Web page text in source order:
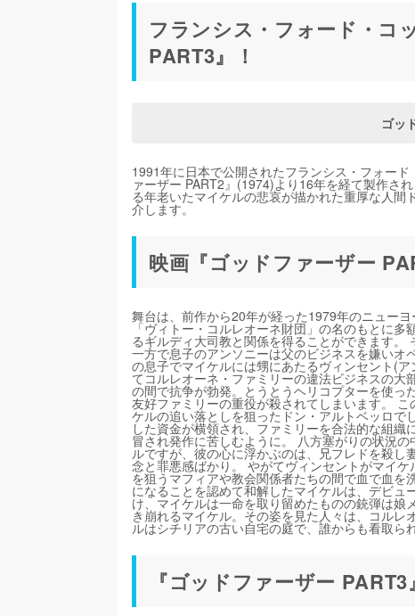
フランシス・フォード・コ
PART3』！
ゴッ
1991年に日本で公開されたフランシス・フォー
ァーザー PART2』(1974)より16年を経て製作さ
る年老いたマイケルの悲哀が描かれた重厚な人
介します。
映画『ゴッドファーザー
舞台は、前作から20年が経った1979年のニュー
「ヴィトー・コルレオーネ財団」の名のもとに
るギルディ大司教と関係を得ることができます。
一方で息子のアンソニーは父のビジネスを嫌い
の息子でマイケルには甥にあたるヴィンセント(
てコルレオーネ・ファミリーの違法ビジネスの大
の間で抗争が勃発。とうとうヘリコプターを使
友好ファミリーの重役が殺されてしまいます。
ケルの追い落としを狙ったドン・アルトベッロ
した資金が横領され、ファミリーを合法的な組
冒され発作に苦しむように。 八方塞がりの状況
ルですが、彼の心に浮かぶのは、兄フレドを殺
念と罪悪感ばかり。 やがてヴィンセントがマイ
を狙うマフィアや教会関係者たちの間で血で血
になることを認めて和解したマイケルは、デビ
け、マイケルは一命を取り留めたものの銃弾は
き崩れるマイケル。その姿を見た人々は、コル
ルはシチリアの古い自宅の庭で、誰からも看取
『ゴッドファーザー